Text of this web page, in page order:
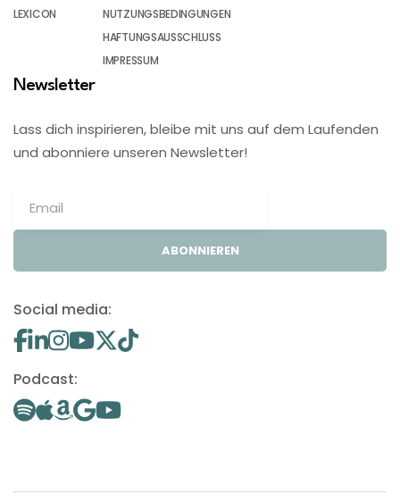
LEXICON
NUTZUNGSBEDINGUNGEN
HAFTUNGSAUSSCHLUSS
IMPRESSUM
Newsletter
Lass dich inspirieren, bleibe mit uns auf dem Laufenden
und abonniere unseren Newsletter!
ABONNIEREN
Social media:
Podcast: